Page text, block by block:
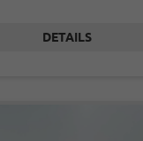
DETAILS